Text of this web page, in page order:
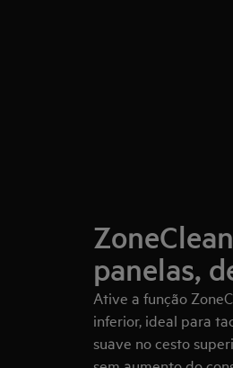
panelas,
Ative a função
inferior, ideal para
suave no cesto